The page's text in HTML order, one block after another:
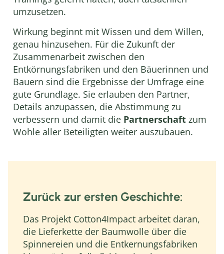
umzusetzen.
Wirkung beginnt mit Wissen und dem Willen,
genau hinzusehen. Für die Zukunft der
Zusammenarbeit zwischen den
Entkörnungsfabriken und den Bäuerinnen und
Bauern sind die Ergebnisse der Umfrage eine
gute Grundlage. Sie erlauben den Partner,
Details anzupassen, die Abstimmung zu
verbessern und damit die Partnerschaft zum
Wohle aller Beteiligten weiter auszubauen.
Zurück zur ersten Geschichte:
Das Projekt Cotton4Impact arbeitet daran,
die Lieferkette der Baumwolle über die
Spinnereien und die Entkernungsfabriken